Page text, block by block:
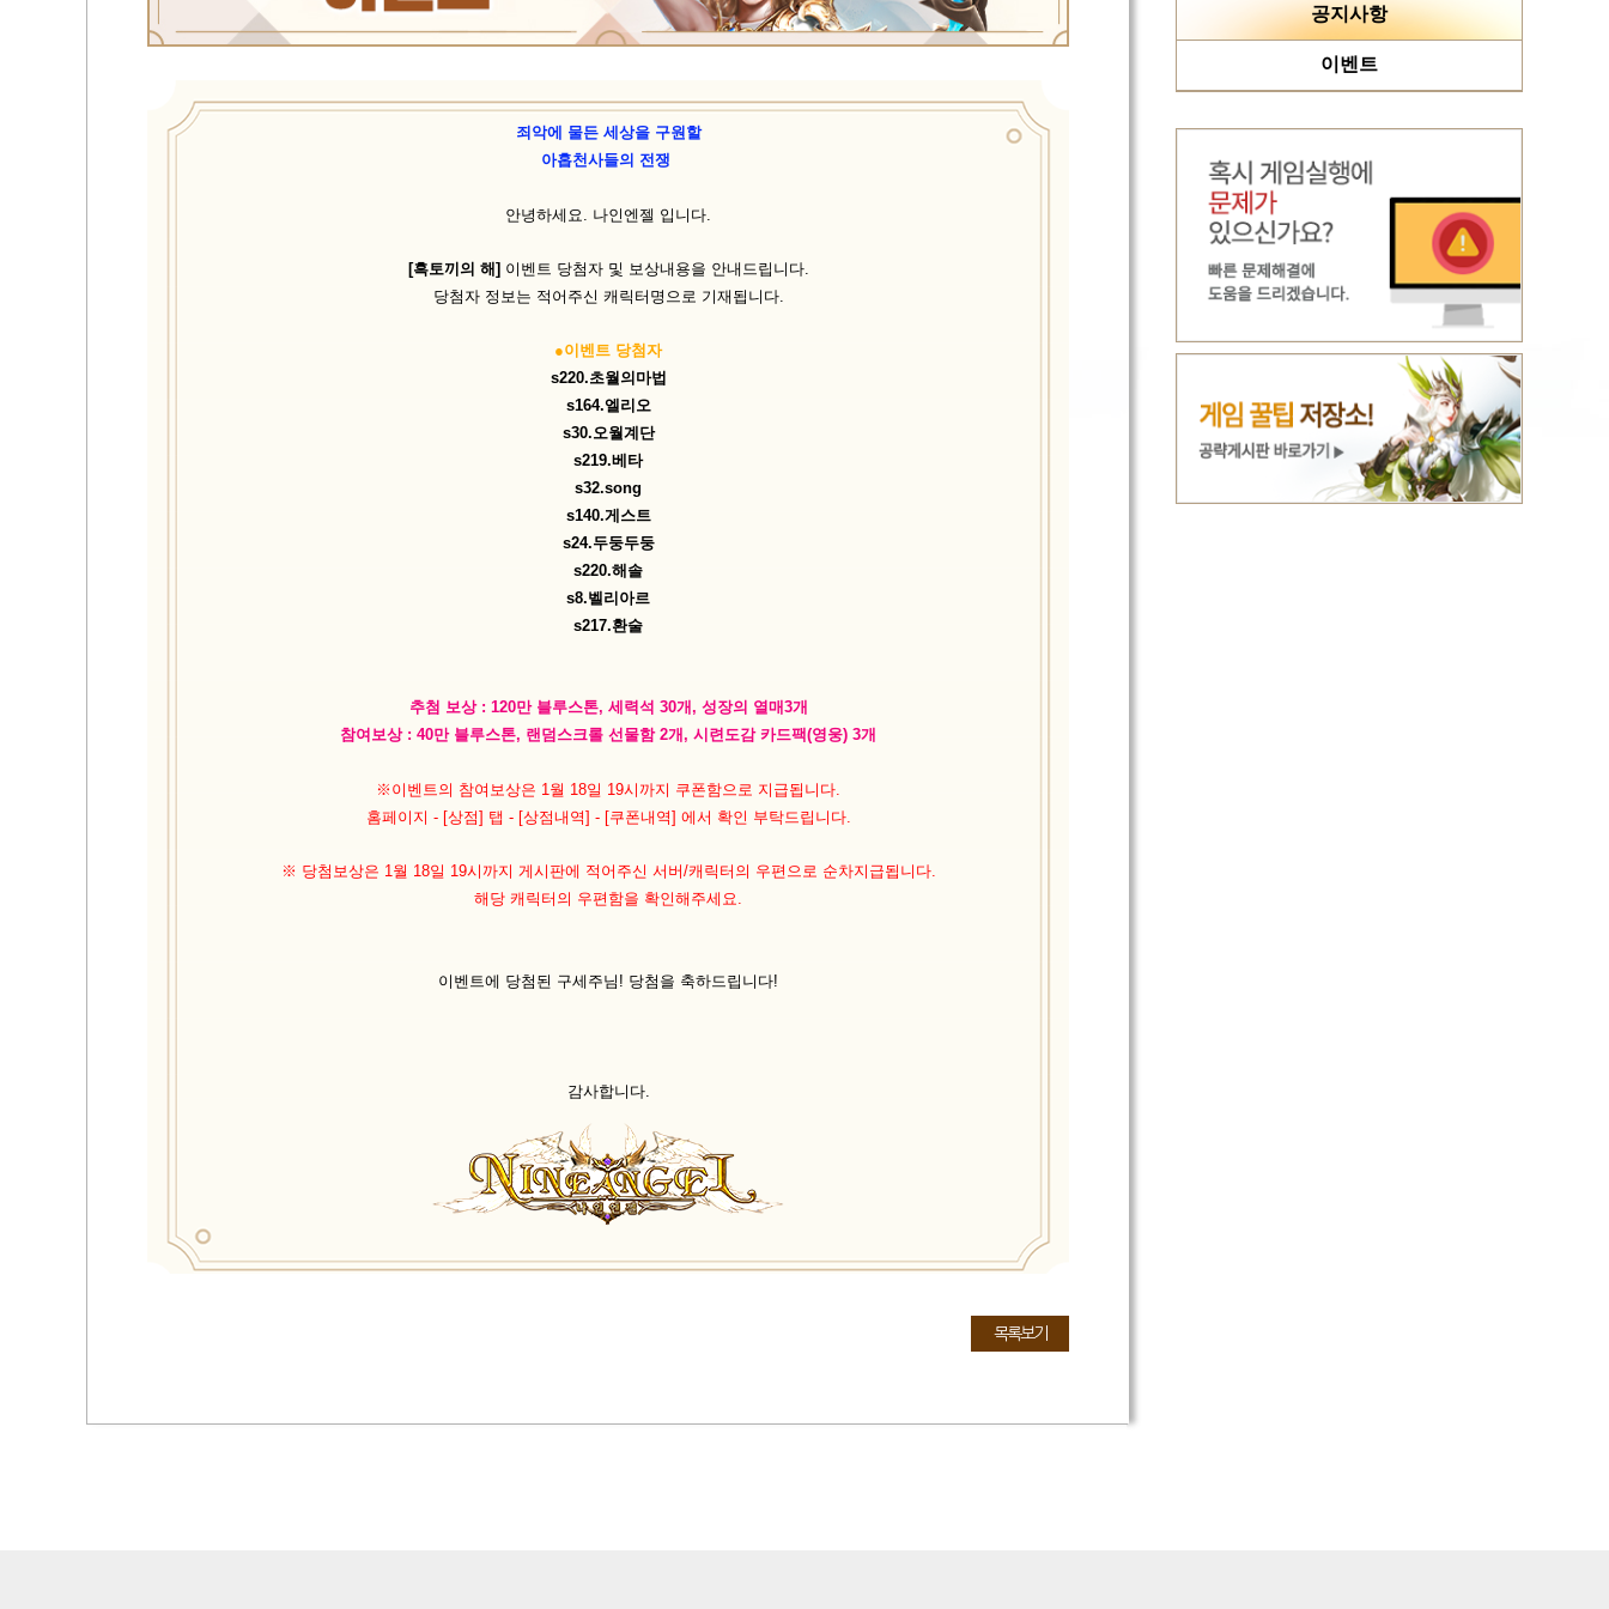
죄악에 물든 세상을 구원할
아홉천사들의 전쟁
안녕하세요. 나인엔젤 입니다.
[흑토끼의 해] 이벤트 당첨자 및 보상내용을 안내드립니다.
당첨자 정보는 적어주신 캐릭터명으로 기재됩니다.
●이벤트 당첨자
s220.초월의마법
s164.엘리오
s30.오월계단
s219.베타
s32.song
s140.게스트
s24.두둥두둥
s220.해솔
s8.벨리아르
s217.환술
추첨 보상 : 120만 블루스톤, 세력석 30개, 성장의 열매3개
참여보상 : 40만 블루스톤, 랜덤스크롤 선물함 2개, 시련도감 카드팩(영웅) 3개
※이벤트의 참여보상은 1월 18일 19시까지 쿠폰함으로 지급됩니다.
홈페이지 - [상점] 탭 - [상점내역] - [쿠폰내역] 에서 확인 부탁드립니다.
※ 당첨보상은 1월 18일 19시까지 게시판에 적어주신 서버/캐릭터의 우편으로 순차지급됩니다.
해당 캐릭터의 우편함을 확인해주세요.
이벤트에 당첨된 구세주님! 당첨을 축하드립니다!
감사합니다.
목록보기
공지사항
이벤트